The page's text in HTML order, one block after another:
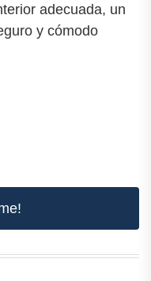
adecuada, un
y cómodo